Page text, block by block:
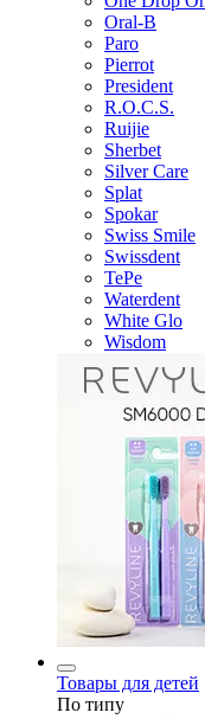
Oral-B
Paro
Pierrot
President
R.O.C.S.
Ruijie
Sherbet
Silver Care
Splat
Spokar
Swiss Smile
Swissdent
TePe
Waterdent
White Glo
Wisdom
Товары для детей
По типу